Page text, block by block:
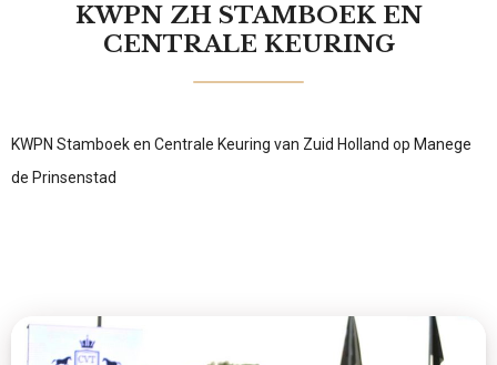
KWPN ZH STAMBOEK EN
CENTRALE KEURING
KWPN Stamboek en Centrale Keuring van Zuid Holland op Manege
de Prinsenstad